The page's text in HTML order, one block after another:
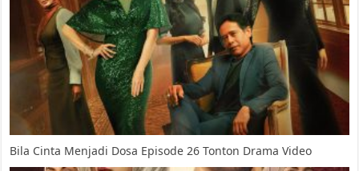
Bila Cinta Menjadi Dosa Episode 26 Tonton Drama Video